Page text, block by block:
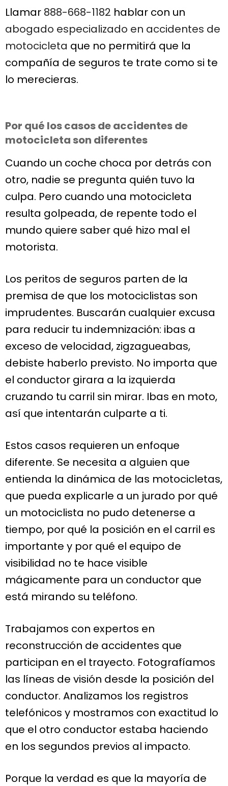
Llamar 888-668-1182 hablar con un
abogado especializado en accidentes de
motocicleta que no permitirá que la
compañía de seguros te trate como si te
lo merecieras.
Por qué los casos de accidentes de
motocicleta son diferentes
Cuando un coche choca por detrás con
otro, nadie se pregunta quién tuvo la
culpa. Pero cuando una motocicleta
resulta golpeada, de repente todo el
mundo quiere saber qué hizo mal el
motorista.
Los peritos de seguros parten de la
premisa de que los motociclistas son
imprudentes. Buscarán cualquier excusa
para reducir tu indemnización: ibas a
exceso de velocidad, zigzagueabas,
debiste haberlo previsto. No importa que
el conductor girara a la izquierda
cruzando tu carril sin mirar. Ibas en moto,
así que intentarán culparte a ti.
Estos casos requieren un enfoque
diferente. Se necesita a alguien que
entienda la dinámica de las motocicletas,
que pueda explicarle a un jurado por qué
un motociclista no pudo detenerse a
tiempo, por qué la posición en el carril es
importante y por qué el equipo de
visibilidad no te hace visible
mágicamente para un conductor que
está mirando su teléfono.
Trabajamos con expertos en
reconstrucción de accidentes que
participan en el trayecto. Fotografíamos
las líneas de visión desde la posición del
conductor. Analizamos los registros
telefónicos y mostramos con exactitud lo
que el otro conductor estaba haciendo
en los segundos previos al impacto.
Porque la verdad es que la mayoría de